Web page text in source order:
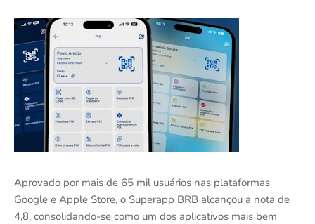
Aprovado por mais de 65 mil usuários nas plataformas
Google e Apple Store, o Superapp BRB alcançou a nota de
4,8, consolidando-se como um dos aplicativos mais bem